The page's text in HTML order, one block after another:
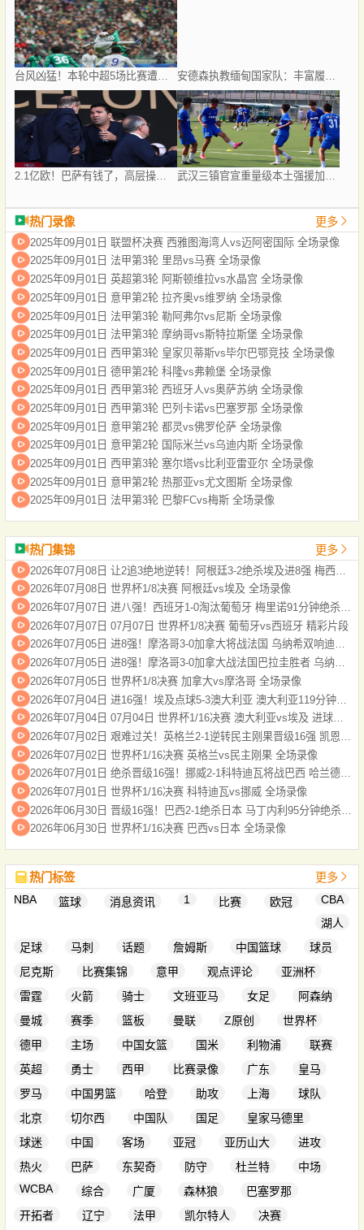
台风凶猛！本轮中超5场比赛遭遇延期 京沪大战在内 安德森执教缅甸国家队：丰富履历如何助力东南亚足坛新篇章？
热门录像 更多
2025年09月01日 联盟杯决赛 西雅图海湾人vs迈阿密国际 全场录像
2025年09月01日 法甲第3轮 里昂vs马赛 全场录像
2025年09月01日 英超第3轮 阿斯顿维拉vs水晶宫 全场录像
2025年09月01日 意甲第2轮 拉齐奥vs维罗纳 全场录像
2025年09月01日 法甲第3轮 勒阿弗尔vs尼斯 全场录像
2025年09月01日 法甲第3轮 摩纳哥vs斯特拉斯堡 全场录像
2025年09月01日 西甲第3轮 皇家贝蒂斯vs毕尔巴鄂竞技 全场录像
2025年09月01日 德甲第2轮 科隆vs弗赖堡 全场录像
2025年09月01日 西甲第3轮 西班牙人vs奥萨苏纳 全场录像
2025年09月01日 西甲第3轮 巴列卡诺vs巴塞罗那 全场录像
2025年09月01日 意甲第2轮 都灵vs佛罗伦萨 全场录像
2025年09月01日 意甲第2轮 国际米兰vs乌迪内斯 全场录像
2025年09月01日 西甲第3轮 塞尔塔vs比利亚雷亚尔 全场录像
2025年09月01日 意甲第2轮 热那亚vs尤文图斯 全场录像
2025年09月01日 法甲第3轮 巴黎FCvs梅斯 全场录像
热门集锦 更多
2026年07月08日 世界杯1/8决赛 阿根廷vs埃及 全场录像
2026年07月07日 进八强！西班牙1-0淘汰葡萄牙 梅里诺91分钟绝杀41岁C罗最后一舞
2026年07月07日 07月07日 世界杯1/8决赛 葡萄牙vs西班牙 精彩片段
2026年07月05日 进8强！摩洛哥3-0加拿大将战法国 乌纳希双响迪亚斯两助
2026年07月05日 进8强！摩洛哥3-0加拿大战法国巴拉圭胜者 乌纳希双响迪亚斯两助
2026年07月05日 世界杯1/8决赛 加拿大vs摩洛哥 全场录像
2026年07月04日 07月04日 世界杯1/16决赛 澳大利亚vs埃及 进球视频
2026年07月02日 世界杯1/16决赛 英格兰vs民主刚果 全场录像
2026年07月01日 绝杀晋级16强！挪威2-1科特迪瓦将战巴西 哈兰德绝杀努萨世界波
2026年07月01日 世界杯1/16决赛 科特迪瓦vs挪威 全场录像
2026年06月30日 世界杯1/16决赛 巴西vs日本 全场录像
热门标签
更多
NBA
篮球 消息资讯 1 比赛 欧冠
CBA
湖人
足球
马刺 话题 詹姆斯 中国篮球
球员
尼克斯
比赛集锦 意甲 观点评论
亚洲杯
雷霆
火箭 骑士 文班亚马 女足
阿森纳
曼城
赛季 篮板 曼联 Z原创
世界杯
德甲
主场 中国女篮 国米 利物浦
联赛
英超
勇士 西甲 比赛录像 广东
皇马
罗马
中国男篮 哈登 助攻 上海
球队
北京
切尔西 中国队 国足
皇家马德里
球迷
中国 客场 亚冠 亚历山大
进攻
热火
巴萨 东契奇 防守 杜兰特
中场
WCBA
综合 广厦 森林狼
巴塞罗那
开拓者
辽宁 法甲 凯尔特人 决赛